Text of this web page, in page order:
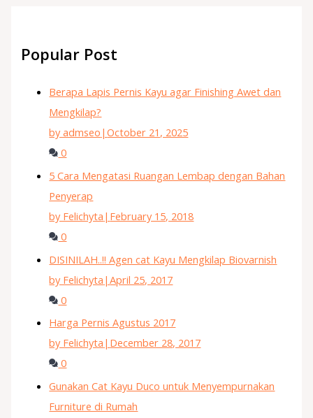
Popular Post
Berapa Lapis Pernis Kayu agar Finishing Awet dan
Mengkilap?
by admseo |October 21, 2025
0
5 Cara Mengatasi Ruangan Lembap dengan Bahan
Penyerap
by Felichyta | February 15, 2018
0
DISINILAH..!! Agen cat Kayu Mengkilap Biovarnish
by Felichyta |April 25, 2017
0
Harga Pernis Agustus 2017
by Felichyta | December 28, 2017
0
Gunakan Cat Kayu Duco untuk Menyempurnakan
Furniture di Rumah